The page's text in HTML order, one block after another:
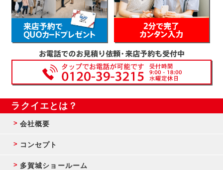
ラクイエとは？
会社概要
コンセプト
多賀城ショールーム